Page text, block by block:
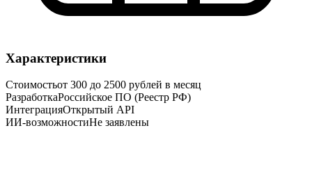
Характеристики
Стоимостьот 300 до 2500 рублей в месяц
РазработкаРоссийское ПО (Реестр РФ)
ИнтеграцияОткрытый API
ИИ-возможностиНе заявлены